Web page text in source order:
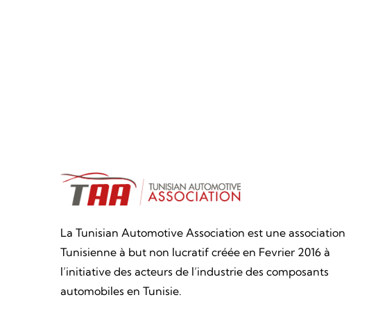
La Tunisian Automotive Association est une association
Tunisienne à but non lucratif créée en Fevrier 2016 à
l’initiative des acteurs de l’industrie des composants
automobiles en Tunisie.